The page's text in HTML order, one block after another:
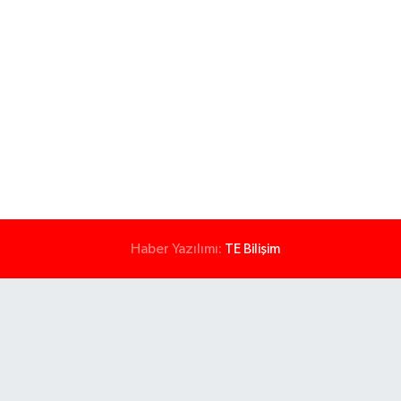
Haber Yazılımı: TE Bilişim